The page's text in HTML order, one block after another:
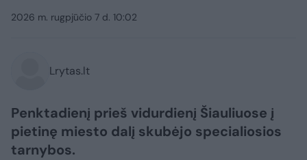
2026 m. rugpjūčio 7 d. 10:02
Lrytas.lt
Penktadienį prieš vidurdienį Šiauliuose į
pietinę miesto dalį skubėjo specialiosios
tarnybos.